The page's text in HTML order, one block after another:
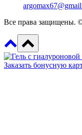
Все права защищены.
Заказать бонусную